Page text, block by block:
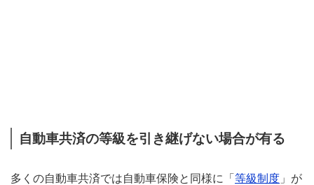
自動車共済の等級を引き継げない場合が有る
多くの自動車共済では自動車保険と同様に「 等級制度 」が